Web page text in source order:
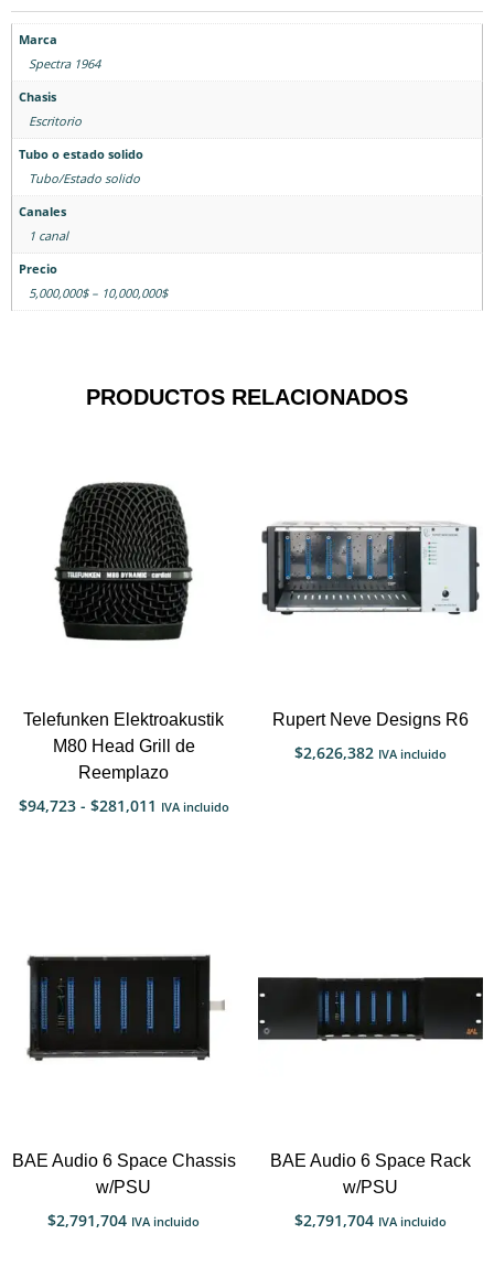
Marca
Spectra 1964
Chasis
Escritorio
Tubo o estado solido
Tubo/Estado solido
Canales
1 canal
Precio
5,000,000$ – 10,000,000$
PRODUCTOS RELACIONADOS
Telefunken Elektroakustik
M80 Head Grill de
Reemplazo
$94,723 - $281,011 IVA incluido
Rupert Neve Designs R6
$2,626,382 IVA incluido
BAE Audio 6 Space Chassis
w/PSU
$2,791,704 IVA incluido
BAE Audio 6 Space Rack
w/PSU
$2,791,704 IVA incluido